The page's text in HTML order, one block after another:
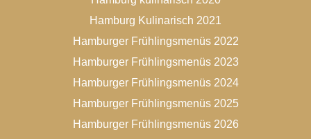
Hamburg Kulinarisch 2021
Hamburger Frühlingsmenüs 2022
Hamburger Frühlingsmenüs 2023
Hamburger Frühlingsmenüs 2024
Hamburger Frühlingsmenüs 2025
Hamburger Frühlingsmenüs 2026